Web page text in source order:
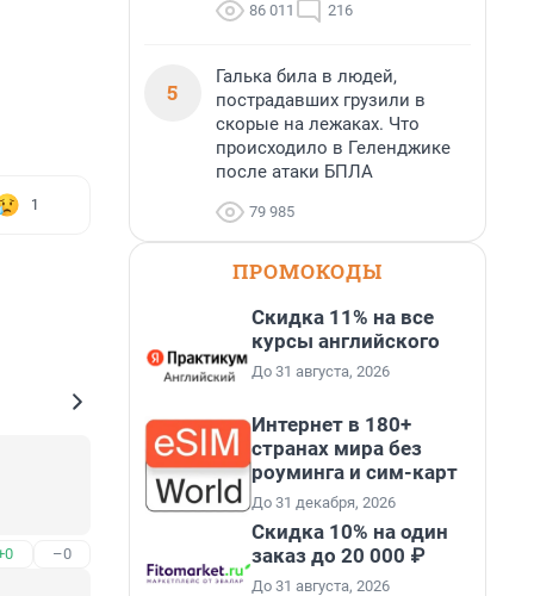
1
–0
86 011 216
5
Галька била в людей,
пострадавших грузили в
скорые на лежаках. Что
происходило в Геленджике
после атаки БПЛА
79 985
ПРОМОКОДЫ
Скидка 11% на все
курсы английского
До 31 августа, 2026
Интернет в 180+
странах мира без
роуминга и сим-карт
До 31 декабря, 2026
Скидка 10% на один
заказ до 20 000 ₽
До 31 августа, 2026